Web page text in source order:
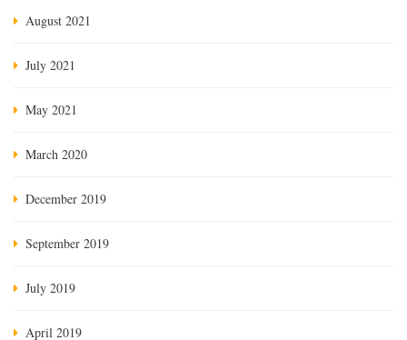
August 2021
July 2021
May 2021
March 2020
December 2019
September 2019
July 2019
April 2019